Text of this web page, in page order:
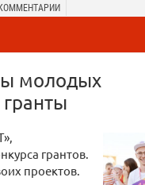
КОММЕНТАРИИ
молодых
грантов.
проектов.